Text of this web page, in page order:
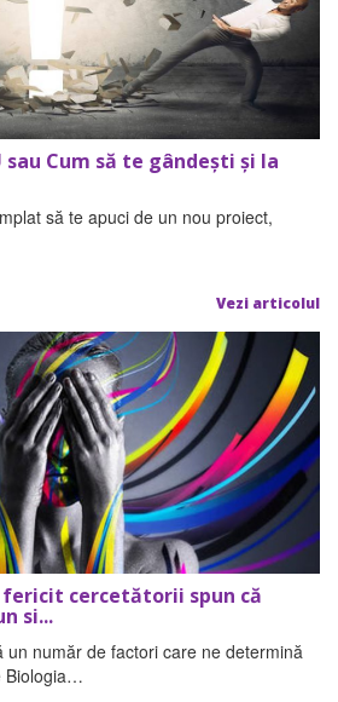
sau Cum să te gândești și la
să te apuci de un nou proiect,
Vezi articolul
fericit cercetătorii spun că
si...
un număr de factori care ne determină
Biologia…